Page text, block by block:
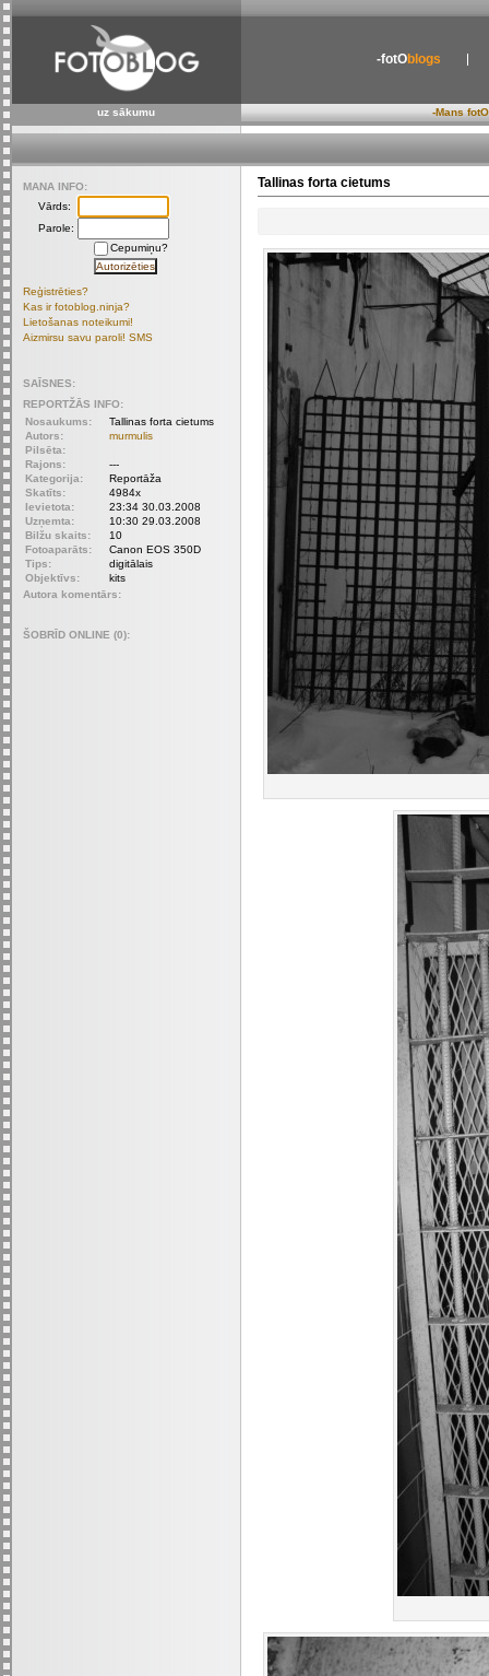
-fotOblogs
uz sākumu -Mans
Tallinas forta cietums
MANA INFO:
Vārds:
Parole:
Cepumiņu?
Reģistrēties?
Kas ir fotoblog.ninja?
Lietošanas noteikumi!
Aizmirsu savu paroli! SMS
SAĪSNES:
REPORTŽĀS INFO:
Nosaukums:
Tallinas forta cietums
Autors:
murmulis
Pilsēta:
Rajons:
---
Kategorija:
Reportāža
Skatīts:
4984x
Ievietota:
23:34 30.03.2008
Uzņemta:
10:30 29.03.2008
Bilžu skaits:
10
Fotoaparāts:
Canon EOS 350D
Tips:
digitālais
Objektīvs:
kits
Autora komentārs:
ŠOBRĪD ONLINE (0):